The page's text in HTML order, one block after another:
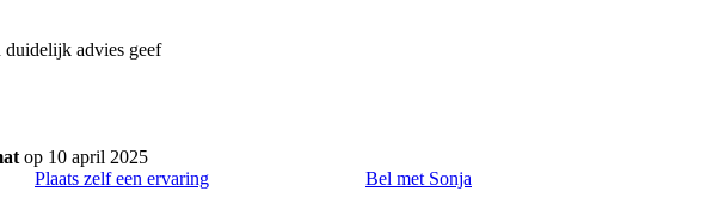
duidelijk advies geef
op 10 april 2025
Plaats zelf een ervaring
Bel met Sonja